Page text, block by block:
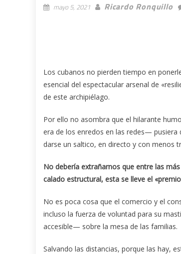
mayo 5, 2021 Ricardo Ronquillo
Los cubanos no pierden tiempo en
esencial del espectacular arsenal de
de este archipiélago.
Por ello no asombra que el hilarante
era de los enredos en las redes— pusiera
darse un saltico, en directo y con
No debería extrañarnos que entre las
calado estructural, esta se lleve el
No es poca cosa que el comercio y el
incluso la fuerza de voluntad para su
accesible— sobre la mesa de las familias.
Salvando las distancias, porque las hay,